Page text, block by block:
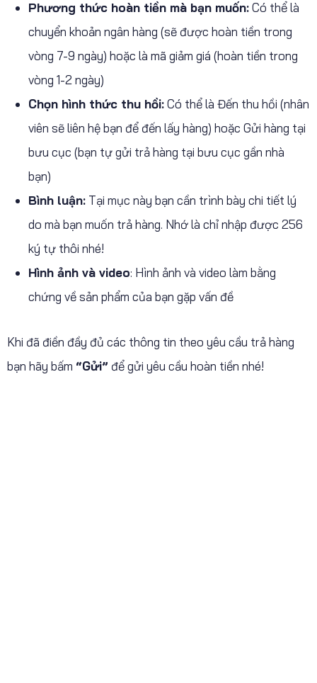
Phương thức hoàn tiền mà bạn muốn:Có thể là
chuyển khoản ngân hàng (sẽ được hoàn tiền trong
vòng 7-9 ngày) hoặc là mã giảm giá (hoàn tiền trong
vòng 1-2 ngày)
Chọn hình thức thu hồi:Có thể là Đến thu hồi (nhân
viên sẽ liên hệ bạn để đến lấy hàng) hoặc Gửi hàng tại
bưu cục (bạn tự gửi trả hàng tại bưu cục gần nhà
bạn)
Bình luận: Tại mục này bạn cần trình bày chi tiết lý
do mà bạn muốn trả hàng. Nhớ là chỉ nhập được 256
ký tự thôi nhé!
Hình ảnh và video: Hình ảnh và video làm bằng
chứng về sản phẩm của bạn gặp vấn đề
Khi đã điền đầy đủ các thông tin theo yêu cầu trả hàng
bạn hãy bấm “Gửi” để gửi yêu cầu hoàn tiền nhé!